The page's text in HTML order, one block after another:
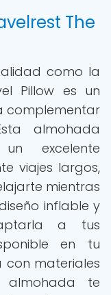
The
como la
Pillow es un
complementar
almohada
excelente
viajes largos,
mientras
inflable y
a tus
en tu
con materiales
almohada te